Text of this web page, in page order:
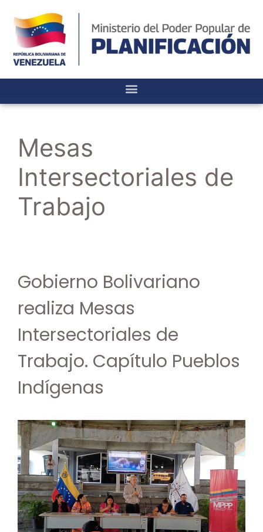
Mesas
Intersectoriales de
Trabajo
Gobierno Bolivariano
realiza Mesas
Intersectoriales de
Trabajo. Capítulo Pueblos
Indígenas